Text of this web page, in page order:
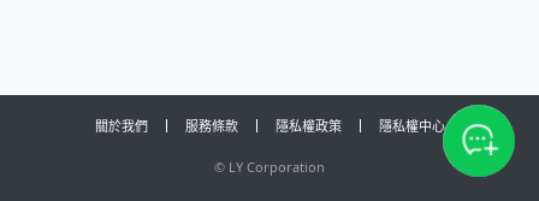
關於我們 服務條款 隱私權政策 隱私權中心
© LY Corporation